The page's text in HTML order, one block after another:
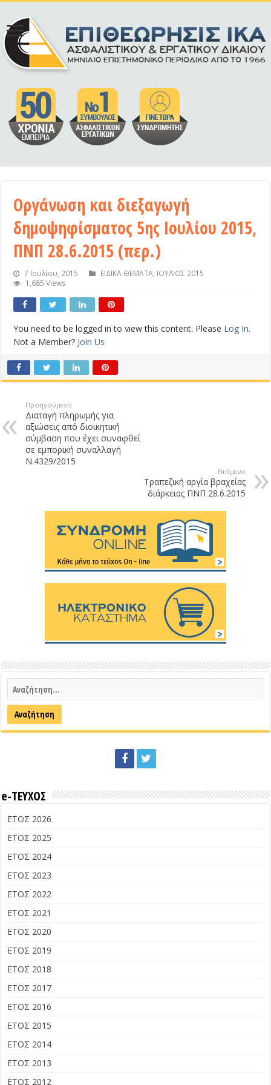
Οργάνωση και διεξαγωγή
δημοψηφίσματος 5ης Ιουλίου 2015,
ΠΝΠ 28.6.2015 (περ.)
7 Ιουλίου, 2015 ΕΙΔΙΚΑ ΘΕΜΑΤΑ, ΙΟΥΛΙΟΣ 2015
1,685 Views
You need to be logged in to view this content. Please Log In.
Not a Member? Join Us
Προηγούμενο
Διαταγή πληρωμής για
αξιώσεις από διοικητική
σύμβαση που έχει συναφθεί
σε εμπορική συναλλαγή
Ν.4329/2015
Επόμενο
Τραπεζική αργία βραχείας
διάρκειας ΠΝΠ 28.6.2015
e-ΤΕΥΧΟΣ
ΕΤΟΣ 2026
ΕΤΟΣ 2025
ΕΤΟΣ 2024
ΕΤΟΣ 2023
ΕΤΟΣ 2022
ΕΤΟΣ 2021
ΕΤΟΣ 2020
ΕΤΟΣ 2019
ΕΤΟΣ 2018
ΕΤΟΣ 2017
ΕΤΟΣ 2016
ΕΤΟΣ 2015
ΕΤΟΣ 2014
ΕΤΟΣ 2013
ΕΤΟΣ 2012